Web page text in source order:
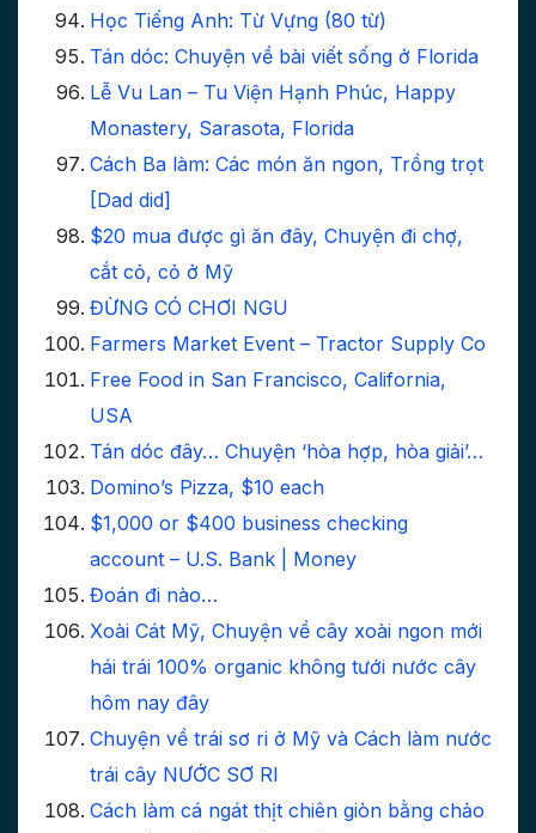
Học Tiếng Anh: Từ Vựng (80 từ)
Tán dóc: Chuyện về bài viết sống ở Florida
Lễ Vu Lan – Tu Viện Hạnh Phúc, Happy
Monastery, Sarasota, Florida
Cách Ba làm: Các món ăn ngon, Trồng trọt
[Dad did]
$20 mua được gì ăn đây, Chuyện đi chợ,
cắt cỏ, cỏ ở Mỹ
ĐỪNG CÓ CHƠI NGU
Farmers Market Event – Tractor Supply Co
Free Food in San Francisco, California,
USA
Tán dóc đây… Chuyện ‘hòa hợp, hòa giải’…
Domino’s Pizza, $10 each
$1,000 or $400 business checking
account – U.S. Bank | Money
Đoán đi nào…
Xoài Cát Mỹ, Chuyện về cây xoài ngon mới
hái trái 100% organic không tưới nước cây
hôm nay đây
Chuyện về trái sơ ri ở Mỹ và Cách làm nước
trái cây NƯỚC SƠ RI
Cách làm cá ngát thịt chiên giòn bằng chảo